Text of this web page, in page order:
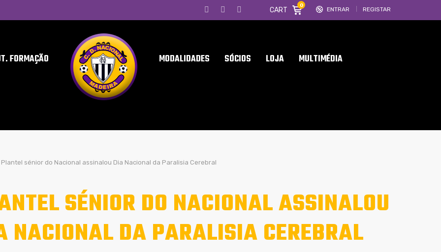
ENTRAR REGISTAR
CART
0
FORMAÇÃO MODALIDADES SÓCIOS LOJA MULTIMÉDIA
Plantel sénior do Nacional assinalou Dia Nacional da Paralisia Cerebral
SÉNIOR DO NACIONAL ASSINALOU
NACIONAL DA PARALISIA CEREBRAL